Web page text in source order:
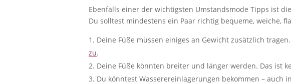
Ebenfalls einer der wichtigsten Umstandsmode Tipps ist
Du solltest mindestens ein Paar richtig bequeme, weiche,
Deine Füße müssen einiges an Gewicht zusätzlich
zu.
Deine Füße könnten breiter und länger werden. Das ist
Du könntest Wasserereinlagerungen bekommen – auch